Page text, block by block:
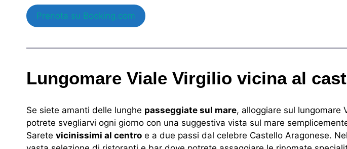
Prenota su Booking.com
Lungomare Viale Virgilio vicina al
Se siete amanti delle lunghe passeggiate sul mare, alloggiare sul lungomare
potrete svegliarvi ogni giorno con una suggestiva vista sul mare
Sarete vicinissimi al centro e a due passi dal celebre Castello Aragonese.